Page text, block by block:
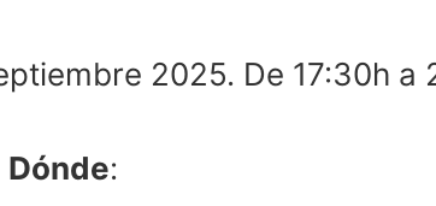
2025. De 17:30h a
Dónde: